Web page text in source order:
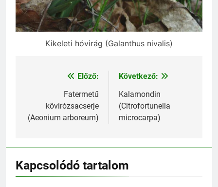
Kikeleti hóvirág (Galanthus nivalis)
Bejegyzés
navigáció
Előző:
Fatermetű
kövirózsacserje
(Aeonium arboreum)
Következő:
Kalamondin
(Citrofortunella
microcarpa)
Kapcsolódó tartalom